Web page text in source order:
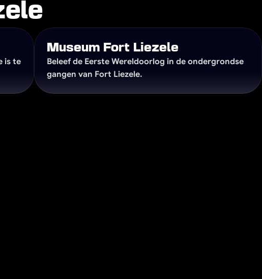
is te
Museum Fort Liezele
Beleef de Eerste Wereldoorlog in de ondergrondse
gangen van Fort Liezele.